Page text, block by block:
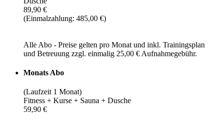
89,90 €
(Einmalzahlung: 485,00 €)
Alle Abo - Preise gelten pro Monat und inkl. Trainingsplan
und Betreuung zzgl. einmalig 25,00 € Aufnahmegebühr.
Monats Abo
(Laufzeit 1 Monat)
Fitness + Kurse + Sauna + Dusche
59,90 €